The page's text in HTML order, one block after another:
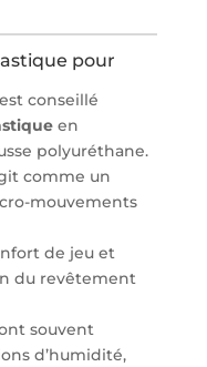
pour
conseillé
en
polyuréthane.
comme un
mouvements
de jeu et
du revêtement
souvent
d’humidité,